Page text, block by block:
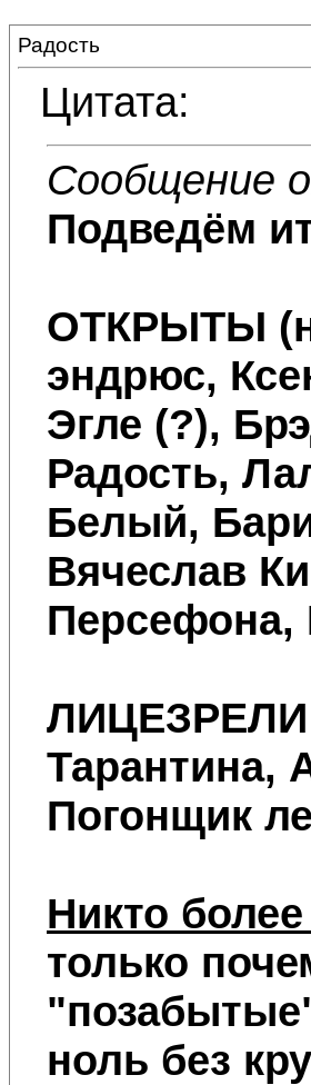
Радость
Цитата:
Сообщение
Подведём
ОТКРЫТЫ
эндрюс,
Эгле (?),
Радость,
Белый,
Вячеслав
ЛИЦЕЗРЕЛИ
Тарантина,
Погонщик
Никто
только
ноль без